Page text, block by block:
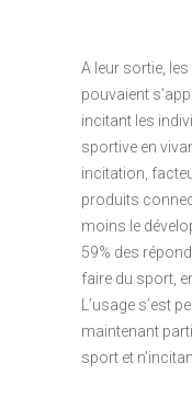
A leur sortie,
pouvaient
incitant les
sportive en
incitation,
produits
moins le
59% des
faire du sport,
L’usage s’est
maintenant
sport et